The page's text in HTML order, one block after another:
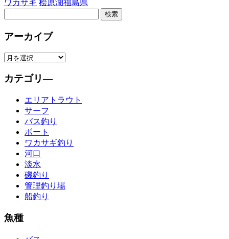
共
ワカサギ 桧原湖福島県
アーカイブ
カテゴリ―
エリアトラウト
サーフ
バス釣り
ボート
ワカサギ釣り
河口
淡水
磯釣り
管理釣り場
船釣り
魚種